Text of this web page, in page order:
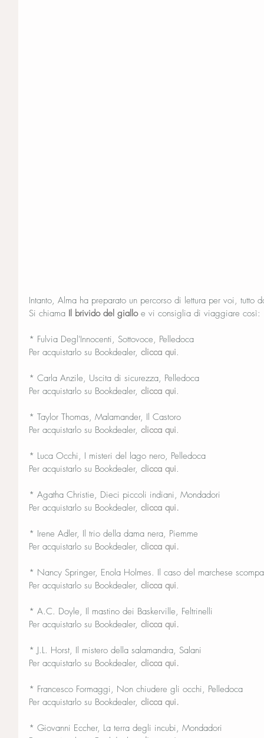
Intanto, Alma ha preparato un percorso di lettura per voi, tutto
Si chiama Il brivido del giallo e vi consiglia di viaggiare così:
* Fulvia Degl'Innocenti, Sottovoce, Pelledoca
Per acquistarlo su Bookdealer, clicca qui.
* Carla Anzile, Uscita di sicurezza, Pelledoca
Per acquistarlo su Bookdealer, clicca qui.
* Taylor Thomas, Malamander, Il Castoro
Per acquistarlo su Bookdealer, clicca qui.
* Luca Occhi, I misteri del lago nero, Pelledoca
Per acquistarlo su Bookdealer, clicca qui.
* Agatha Christie, Dieci piccoli indiani, Mondadori
Per acquistarlo su Bookdealer, clicca qui.
* Irene Adler, Il trio della dama nera, Piemme
Per acquistarlo su Bookdealer, clicca qui.
* Nancy Springer, Enola Holmes. Il caso del marchese
Per acquistarlo su Bookdealer, clicca qui.
* A.C. Doyle, Il mastino dei Baskerville, Feltrinelli
Per acquistarlo su Bookdealer, clicca qui.
* J.L. Horst, Il mistero della salamandra, Salani
Per acquistarlo su Bookdealer, clicca qui.
* Francesco Formaggi, Non chiudere gli occhi, Pelledoca
Per acquistarlo su Bookdealer, clicca qui.
* Giovanni Eccher, La terra degli incubi, Mondadori